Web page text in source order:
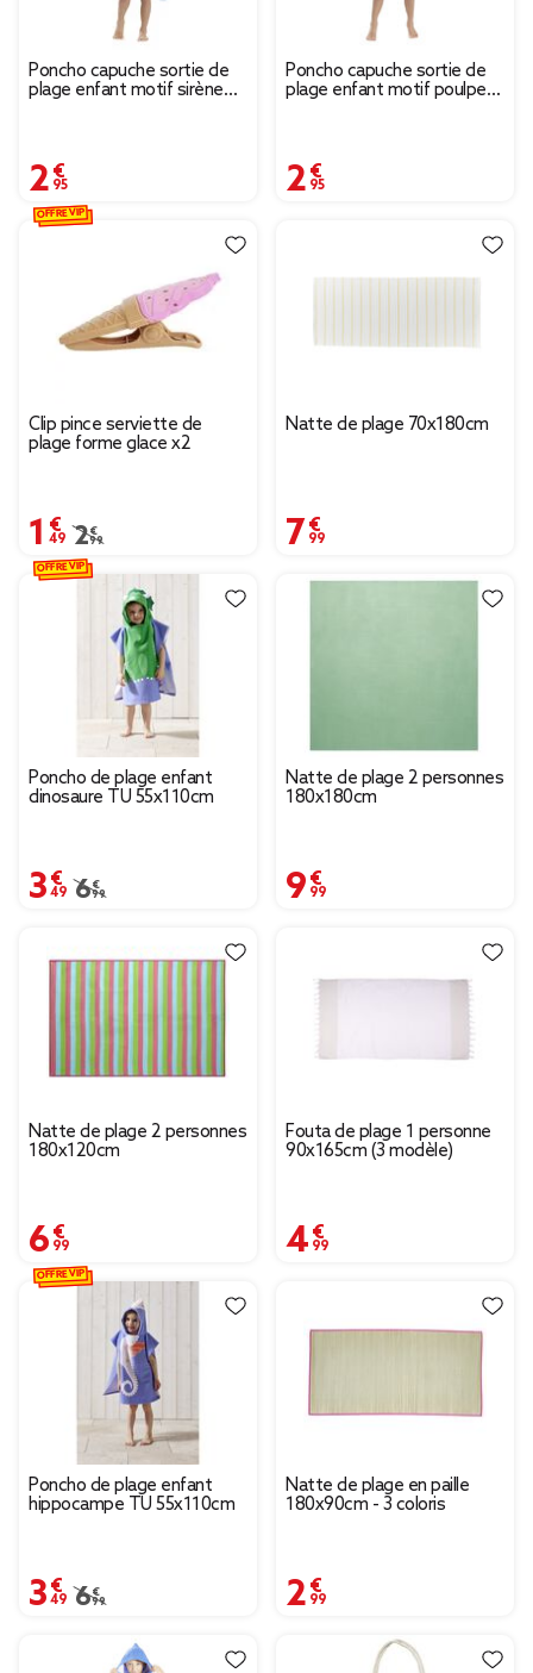
Poncho capuche sortie de
plage enfant motif sirène
2,95 €
Poncho capuche sortie de
plage enfant motif poulpe
2,95 €
Clip pince serviette de
plage forme glace x2
1,49 €
Prix remisé de 2,99 € à 1,49 €
2,99 €
OFFRE VIP
Natte de plage 70x180cm
7,99 €
Poncho de plage enfant
dinosaure TU 55x110cm
3,49 €
Prix remisé de 6,99 € à 3,49 €
6,99 €
OFFRE VIP
Natte de plage 2 personnes
180x180cm
9,99 €
Natte de plage 2 personnes
180x120cm
6,99 €
Fouta de plage 1 personne
90x165cm (3 modèle)
4,99 €
Poncho de plage enfant
hippocampe TU 55x110cm
3,49 €
Prix remisé de 6,99 € à 3,49 €
6,99 €
OFFRE VIP
Natte de plage en paille
180x90cm - 3 coloris
2,99 €